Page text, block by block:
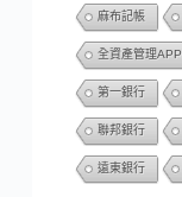
麻布記帳
全資產管理APP
第一銀行
聯邦銀行
遠東銀行